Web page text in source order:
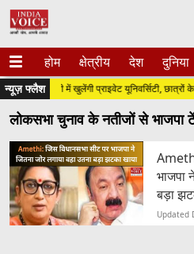
होम क्षेत्रीय देश दुनिया
न्यूज़ फ्लैश
दिल्ली में खुलेंगी प्राइवेट यूनिवर्सिटी, छात्रों के
लोकसभा चुनाव के नतीजों से भाजपा
भाजपा
बड़ा
Updated